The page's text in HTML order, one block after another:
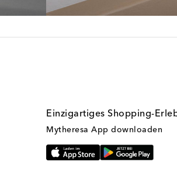
Einzigartiges Shopping-
Mytheresa App downloaden